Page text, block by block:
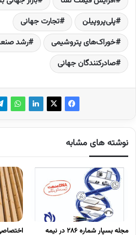
پلی‌پروپیلن
تجارت جهانی
خوراک‌های پتروشیمی
رشد
صادرکنندگان جهانی
نوشته های مشابه
مجله بسپار شماره 286 در نیمه